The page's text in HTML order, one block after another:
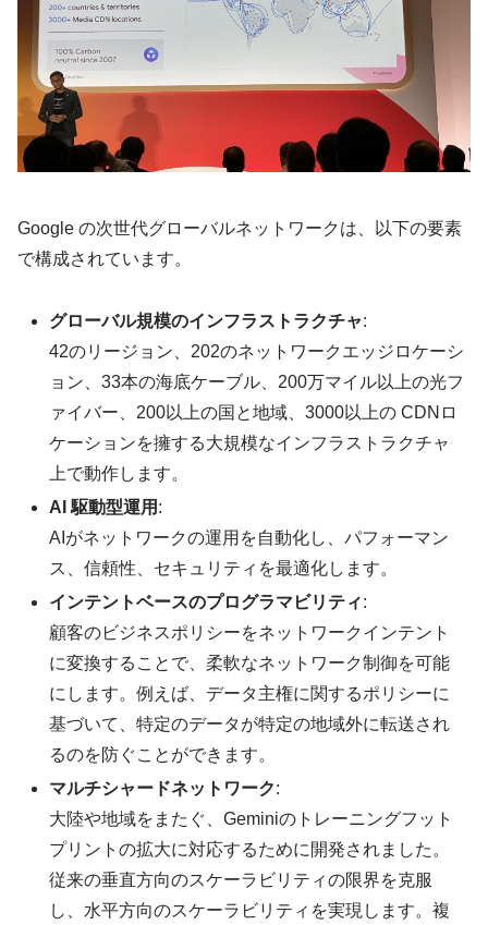
Google の次世代グローバルネットワークは、以下の要素
で構成されています。
グローバル規模のインフラストラクチャ:
42のリージョン、202のネットワークエッジロケーシ
ョン、33本の海底ケーブル、200万マイル以上の光フ
ァイバー、200以上の国と地域、3000以上の CDNロ
ケーションを擁する大規模なインフラストラクチャ
上で動作します。
AI 駆動型運用 :
AIがネットワークの運用を自動化し、パフォーマン
ス、信頼性、セキュリティを最適化します。
インテントベースのプログラマビリティ:
顧客のビジネスポリシーをネットワークインテント
に変換することで、柔軟なネットワーク制御を可能
にします。例えば、データ主権に関するポリシーに
基づいて、特定のデータが特定の地域外に転送され
るのを防ぐことができます。
マルチシャードネットワーク:
大陸や地域をまたぐ、Geminiのトレーニングフット
プリントの拡大に対応するために開発されました。
従来の垂直方向のスケーラビリティの限界を克服
し、水平方向のスケーラビリティを実現します。複